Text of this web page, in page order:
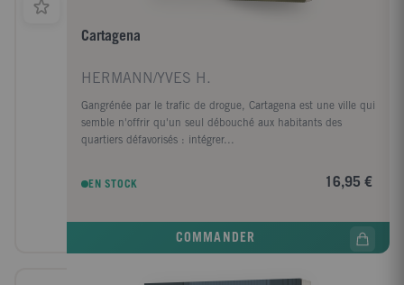
Cartagena
HERMANN/YVES H.
Gangrénée par le trafic de drogue, Cartagena est une ville qui
semble n'offrir qu'un seul débouché aux habitants des
quartiers défavorisés : intégrer...
EN STOCK 16,95 €
COMMANDER